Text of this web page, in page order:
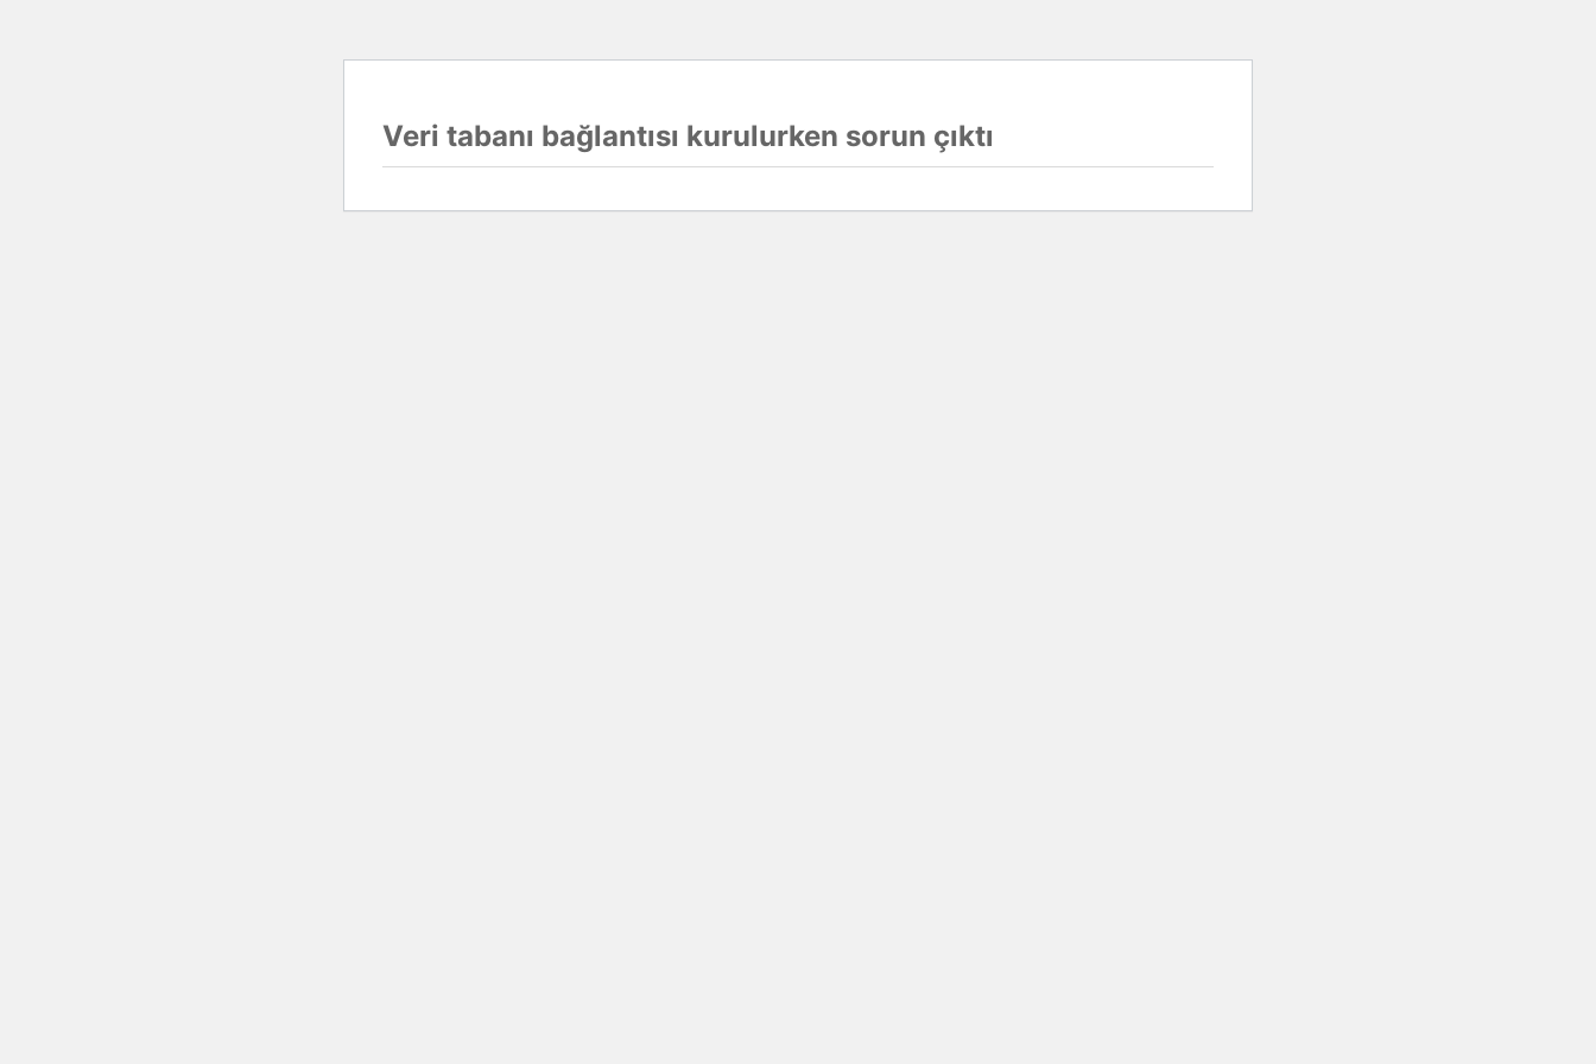
Veri tabanı bağlantısı kurulurken sorun çıktı